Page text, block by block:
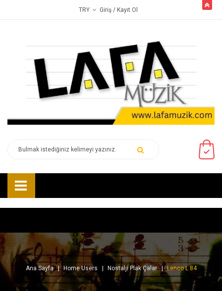
TRY Giriş / Kayıt Ol
Ana Sayfa Home Users Nostalji Plak Çalar Lenco L 84